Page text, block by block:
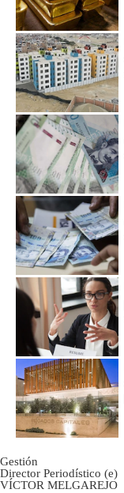
Gestión
Director Periodístico (e)
VÍCTOR MELGAREJO